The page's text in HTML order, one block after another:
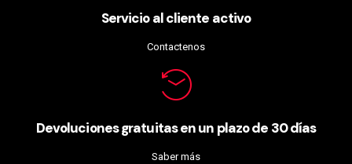
Servicio al cliente activo
Contactenos
Devoluciones gratuitas en un plazo de 30 días
Saber más